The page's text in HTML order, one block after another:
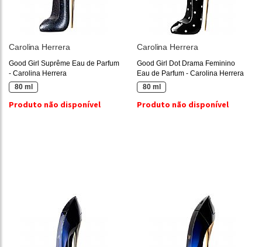
Carolina Herrera
Good Girl Suprême Eau de Parfum
- Carolina Herrera
80 ml
Produto não disponível
Carolina Herrera
Good Girl Dot Drama Feminino
Eau de Parfum - Carolina Herrera
80 ml
Produto não disponível